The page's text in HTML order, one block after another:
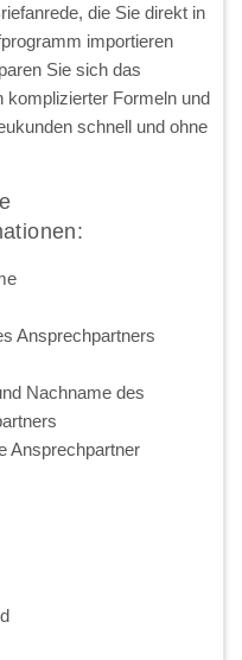
die Sie direkt in
importieren
Sie sich das
komplizierter Formeln und
schnell und ohne
Ansprechpartners
Nachname des
Ansprechpartner